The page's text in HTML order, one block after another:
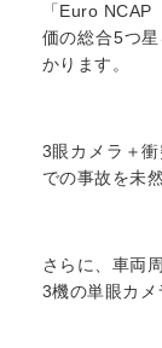
「Euro
価の総合5つ
かります。
3眼カメラ＋
での事故を未
さらに、車両
3機の単眼カメ